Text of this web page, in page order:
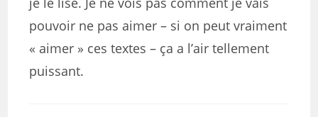
pouvoir ne pas aimer – si on peut vraiment
« aimer » ces textes – ça a l’air tellement
puissant.